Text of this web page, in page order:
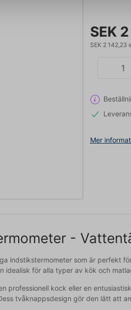
SEK
SEK 2 142,23
Mer
-
indstikstermometer som är perfekt
idealisk för alla typer av kök och
professionell kock eller en
tvåknappsdesign gör den lätt att